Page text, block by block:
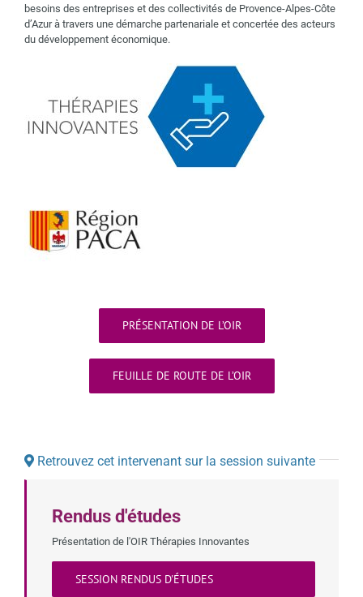
besoins des entreprises et des collectivités de Provence-Alpes-Côte
d’Azur à travers une démarche partenariale et concertée des acteurs
du développement économique.
PRÉSENTATION DE L’OIR
FEUILLE DE ROUTE DE L’OIR
Retrouvez cet intervenant sur la session suivante
Rendus d'études
Présentation de l'OIR Thérapies Innovantes
SESSION RENDUS D'ÉTUDES